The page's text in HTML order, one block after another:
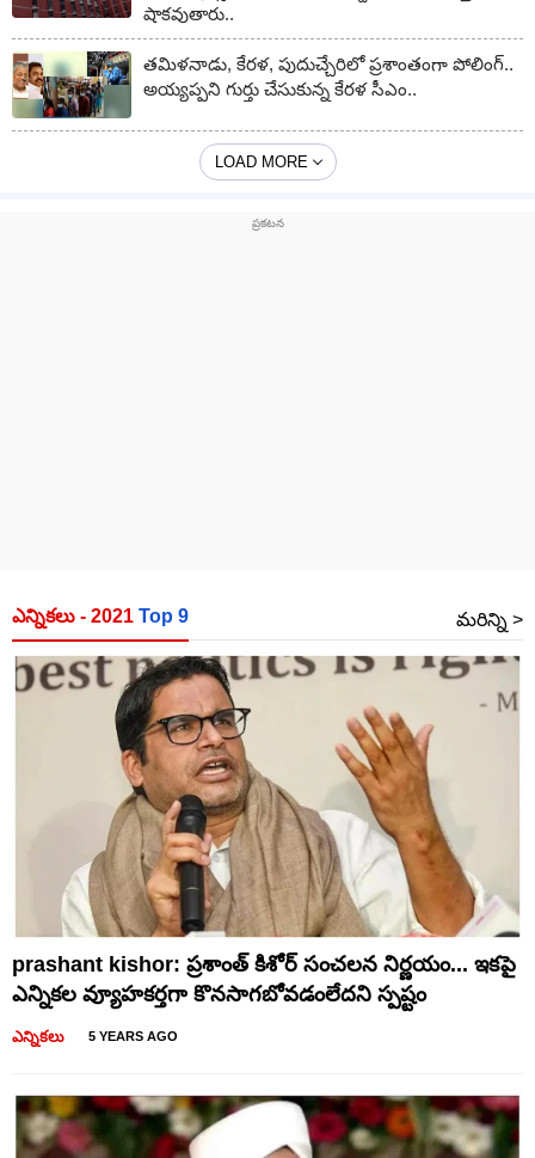
షాకవుతారు..
తమిళనాడు, కేరళ, పుదుచ్చేరిలో ప్రశాంతంగా పోలింగ్‌..
అయ్యప్పని గుర్తు చేసుకున్న కేరళ సీఎం..
LOAD MORE
ఎన్నికలు - 2021 Top 9 మరిన్ని >
prashant kishor: ప్రశాంత్ కిశోర్ సంచలన నిర్ణయం... ఇకపై
ఎన్నికల వ్యూహకర్తగా కొనసాగబోవడంలేదని స్పష్టం
ఎన్నికలు 5 YEARS AGO